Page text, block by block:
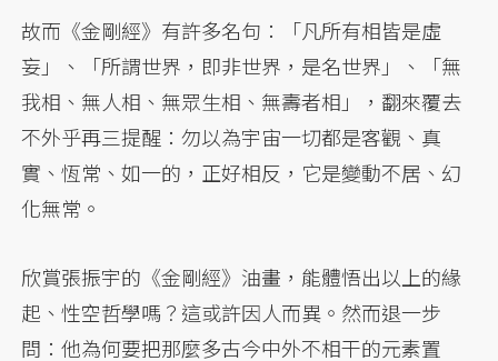
故而《金剛經》有許多名句：「凡所有相皆是虛
妄」、「所謂世界，即非世界，是名世界」、「無
我相、無人相、無眾生相、無壽者相」，翻來覆去
不外乎再三提醒：勿以為宇宙一切都是客觀、真
實、恆常、如一的，正好相反，它是變動不居、幻
化無常。
欣賞張振宇的《金剛經》油畫，能體悟出以上的緣
起、性空哲學嗎？這或許因人而異。然而退一步
問：他為何要把那麼多古今中外不相干的元素置